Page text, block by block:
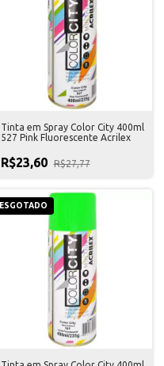
Tinta em Spray Color City 400ml
527 Pink Fluorescente Acrilex
R$23,60 R$27,77
ESGOTADO